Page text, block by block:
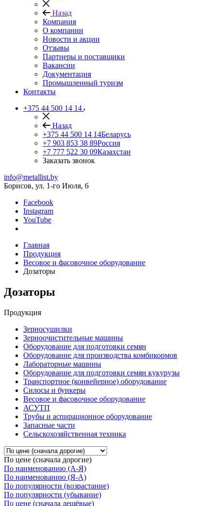
Назад
Компания
О компании
Новости и акции
Отзывы
Партнеры и поставщики
Вакансии
Документация
Промышленный туризм
Контакты
+375 44 500 14 14
Назад
+375 44 500 14 14Беларусь
+7 903 853 38 89Россия
+7 777 522 30 09Казахстан
Заказать звонок
info@metallist.by
Борисов, ул. 1-го Июля, 6
Facebook
Instagram
YouTube
Главная
Продукция
Весовое и фасовочное оборудование
Дозаторы
Дозаторы
Продукция
Зерносушилки
Зерноочистительные машины
Оборудование для подготовки семян
Оборудование для производства комбикормов
Лабораторные машины
Оборудование для подготовки семян кукурузы
Транспортное (конвейерное) оборудование
Силосы и бункеры
Весовое и фасовочное оборудование
АСУТП
Трубы и аспирационное оборудование
Запасные части
Сельскохозяйственная техника
По цене (сначала дорогие)
По наименованию (А-Я)
По наименованию (Я-А)
По популярности (возрастание)
По популярности (убывание)
По цене (сначала дешёвые)